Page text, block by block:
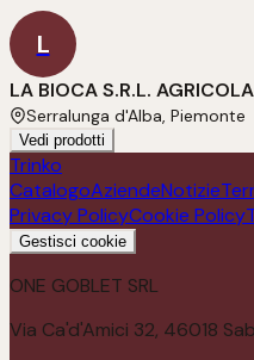
L
LA BIOCA S.R.L. AGRICOLA
Serralunga d'Alba, Piemonte
Vedi prodotti
Trinko
CatalogoAziendeNotizie
Privacy PolicyCookie Policy
Gestisci cookie
ONE GOBLET SRL
Via Ca'd'Amici 32, 46018